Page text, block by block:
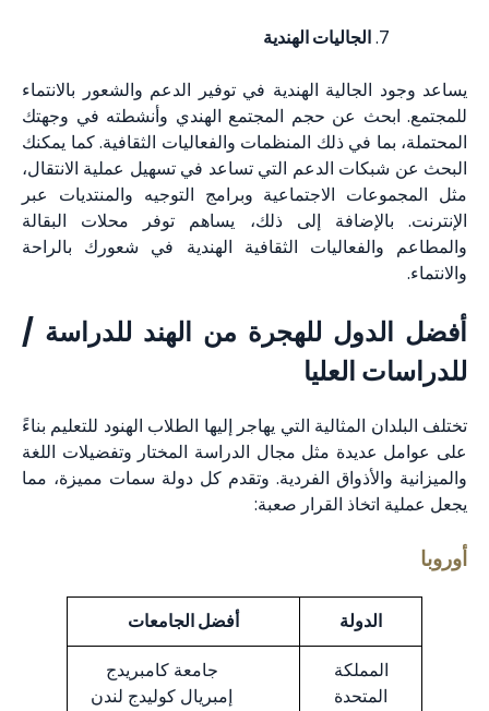
الجاليات الهندية
يساعد وجود الجالية الهندية في توفير الدعم والشعور بالانتماء
للمجتمع. ابحث عن حجم المجتمع الهندي وأنشطته في وجهتك
المحتملة، بما في ذلك المنظمات والفعاليات الثقافية. كما يمكنك
البحث عن شبكات الدعم التي تساعد في تسهيل عملية الانتقال،
مثل المجموعات الاجتماعية وبرامج التوجيه والمنتديات عبر
الإنترنت. بالإضافة إلى ذلك، يساهم توفر محلات البقالة
والمطاعم والفعاليات الثقافية الهندية في شعورك بالراحة
والانتماء.
أفضل الدول للهجرة من الهند للدراسة /
للدراسات العليا
تختلف البلدان المثالية التي يهاجر إليها الطلاب الهنود للتعليم بناءً
على عوامل عديدة مثل مجال الدراسة المختار وتفضيلات اللغة
والميزانية والأذواق الفردية. وتقدم كل دولة سمات مميزة، مما
يجعل عملية اتخاذ القرار صعبة:
أوروبا
الدولة
أفضل الجامعات
المملكة
المتحدة
جامعة كامبريدج
إمبريال كوليدج لندن